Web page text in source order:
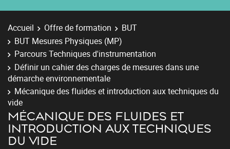
Accueil Offre de formation
BUT
BUT Mesures Physiques (MP)
Parcours Techniques d'instrumentation
Définir un cahier des charges de mesures dans une
démarche environnementale
Mécanique des fluides et introduction aux techniques du
vide
MÉCANIQUE DES FLUIDES ET
INTRODUCTION AUX TECHNIQUES
DU VIDE